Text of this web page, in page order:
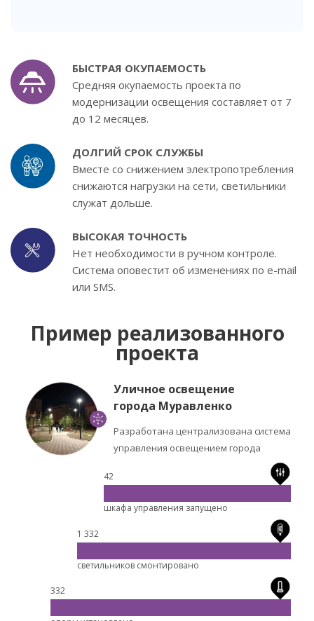
БЫСТРАЯ ОКУПАЕМОСТЬ
Средняя окупаемость проекта по
модернизации освещения составляет от 7
до 12 месяцев.
ДОЛГИЙ СРОК СЛУЖБЫ
Вместе со снижением электропотребления
снижаются нагрузки на сети, светильники
служат дольше.
ВЫСОКАЯ ТОЧНОСТЬ
Нет необходимости в ручном контроле.
Система оповестит об изменениях по e-mail
или SMS.
Пример реализованного
проекта
Уличное освещение
города Муравленко
Разработана централизована система
управления освещением города
42
шкафа управления запущено
1 332
светильников смонтировано
332